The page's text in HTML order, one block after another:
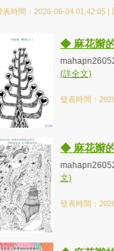
表時間：2026-06-04 01:42:05 |
◆ 麻花辮
(詳全文)
發表時間：
◆ 麻花辮
文)
發表時間：